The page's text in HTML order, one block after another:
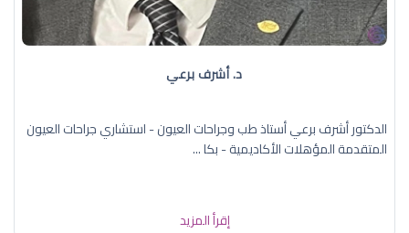
د. أشرف برعي
الدكتور أشرف برعي أستاذ طب وجراحات العيون - استشاري جراحات العيون
المتقدمة المؤهلات الأكاديمية - بكا ...
إقرأ المزيد